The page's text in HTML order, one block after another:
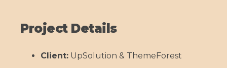
Project Details
Client: UpSolution & ThemeForest